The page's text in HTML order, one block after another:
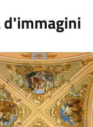
d'immagini
Pietro Apostolo 1